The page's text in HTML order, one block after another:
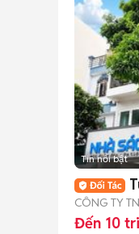
Tin nổi bật
CÔNG TY
Đến 10